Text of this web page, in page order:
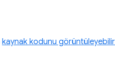
kaynak kodunu